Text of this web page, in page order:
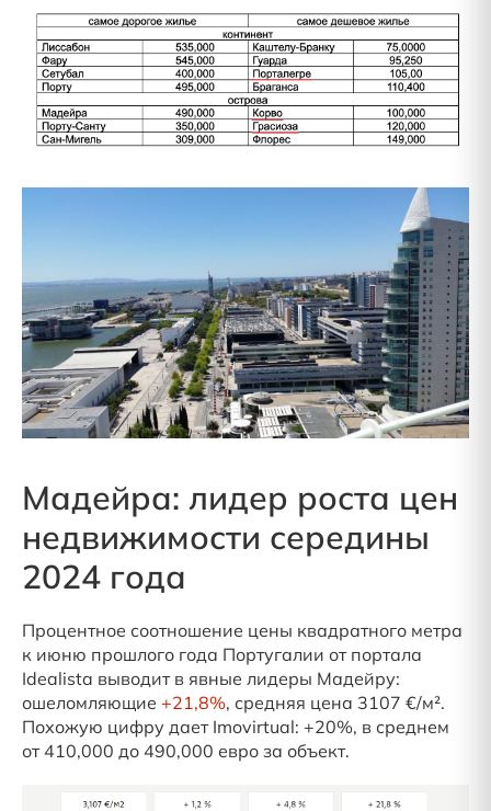
Мадейра: лидер роста цен
недвижимости середины
2024 года
Процентное соотношение цены квадратного метра
к июню прошлого года Португалии от портала
Idealista выводит в явные лидеры Мадейру:
ошеломляющие +21,8%, средняя цена 3107 €/м².
Похожую цифру дает Imovirtual: +20%, в среднем
от 410,000 до 490,000 евро за объект.